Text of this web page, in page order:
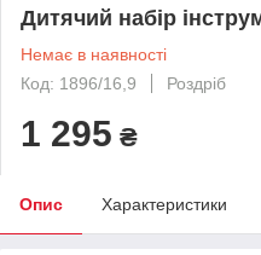
Дитячий набір
Немає в наявності
Код: 1896/16,9
Роздріб
1 295 ₴
Опис Характеристики